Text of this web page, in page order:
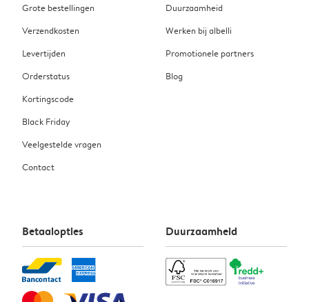
Grote bestellingen
Verzendkosten
Levertijden
Orderstatus
Kortingscode
Black Friday
Veelgestelde vragen
Contact
Duurzaamheid
Werken bij albelli
Promotionele partners
Blog
Betaalopties Duurzaamheid